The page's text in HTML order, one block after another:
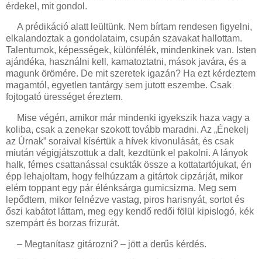
érdekel, mit gondol.
A prédikáció alatt leültünk. Nem bírtam rendesen figyelni,
elkalandoztak a gondolataim, csupán szavakat hallottam.
Talentumok, képességek, különfélék, mindenkinek van. Isten
ajándéka, használni kell, kamatoztatni, mások javára, és a
magunk örömére. De mit szeretek igazán? Ha ezt kérdeztem
magamtól, egyetlen tantárgy sem jutott eszembe. Csak
fojtogató ürességet éreztem.
Mise végén, amikor már mindenki igyekszik haza vagy a
koliba, csak a zenekar szokott tovább maradni. Az „Énekelj
az Úrnak” soraival kísértük a hívek kivonulását, és csak
miután végigjátszottuk a dalt, kezdtünk el pakolni. A lányok
halk, fémes csattanással csukták össze a kottatartójukat, én
épp lehajoltam, hogy felhúzzam a gitártok cipzárját, mikor
elém toppant egy pár élénksárga gumicsizma. Meg sem
lepődtem, mikor felnézve vastag, piros harisnyát, sortot és
őszi kabátot láttam, meg egy kendő redői fölül kipislogó, kék
szempárt és borzas frizurát.
– Megtanítasz gitározni? – jött a derűs kérdés.